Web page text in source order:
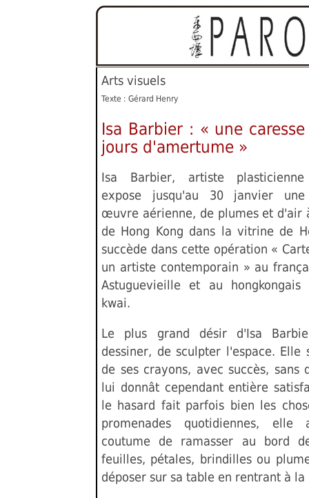
Arts visuels
Texte : Gérard Henry
Isa Barbier : « une
jours d'amertume »
Isa Barbier, artiste plasticienne
expose jusqu'au 30 janvier une
œuvre aérienne, de plumes et d'air
de Hong Kong dans la vitrine de
succède dans cette opération «
un artiste contemporain » au
Astuguevieille et au hongkongais
kwai.
Le plus grand désir d'Isa
dessiner, de sculpter l'espace. Elle
de ses crayons, avec succès, sans
lui donnât cependant entière
le hasard fait parfois bien les
promenades quotidiennes, elle
coutume de ramasser au bord
feuilles, pétales, brindilles ou
déposer sur sa table en rentrant à la